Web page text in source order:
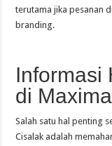
terutama jika pesanan
branding.
Informasi
di
Salah satu hal penting
Cisalak adalah